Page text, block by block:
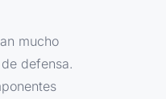
mucho
defensa.